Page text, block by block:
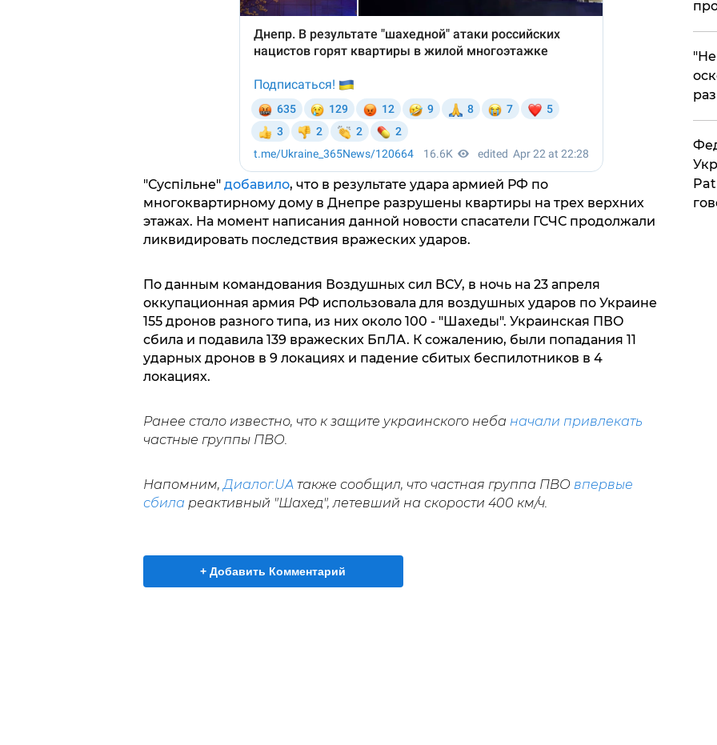
"Суспільне" добавило, что в результате удара армией РФ по
многоквартирному дому в Днепре разрушены квартиры на трех верхних
этажах. На момент написания данной новости спасатели ГСЧС продолжали
ликвидировать последствия вражеских ударов.
По данным командования Воздушных сил ВСУ, в ночь на 23 апреля
оккупационная армия РФ использовала для воздушных ударов по Украине
155 дронов разного типа, из них около 100 - "Шахеды". Украинская ПВО
сбила и подавила 139 вражеских БпЛА. К сожалению, были попадания 11
ударных дронов в 9 локациях и падение сбитых беспилотников в 4
локациях.
Ранее стало известно, что к защите украинского неба начали привлекать
частные группы ПВО.
Напомним, Диалог.UA также сообщил, что частная группа ПВО впервые
сбила реактивный "Шахед", летевший на скорости 400 км/ч.
+ Добавить Комментарий